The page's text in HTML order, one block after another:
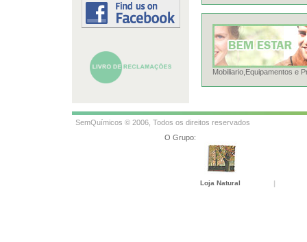
Mobiliario,Equipamentos e
SemQuímicos © 2006, Todos os direitos reservados
O Grupo:
Loja Natural |